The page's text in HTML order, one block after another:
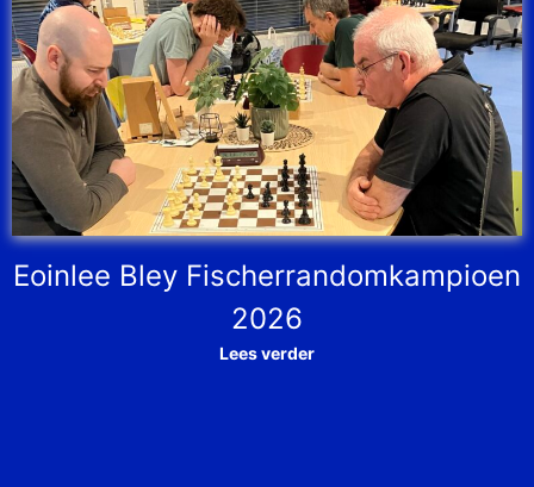
Eoinlee Bley Fischerrandomkampioen
2026
Lees verder